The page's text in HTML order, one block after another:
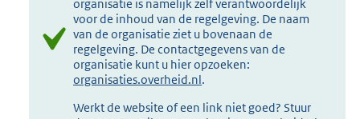
organisatie is namelijk zelf verantwoordelijk
voor de inhoud van de regelgeving. De naam
van de organisatie ziet u bovenaan de
regelgeving. De contactgegevens van de
organisatie kunt u hier opzoeken:
organisaties.overheid.nl.
Werkt de website of een link niet goed? Stuur